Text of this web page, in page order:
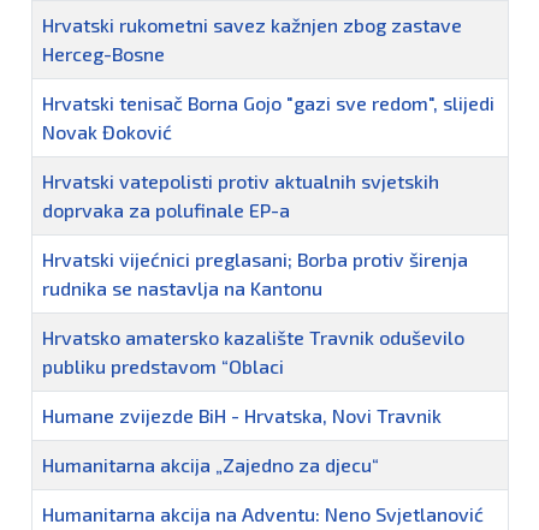
Hrvatski rukometni savez kažnjen zbog zastave
Herceg-Bosne
Hrvatski tenisač Borna Gojo "gazi sve redom", slijedi
Novak Đoković
Hrvatski vatepolisti protiv aktualnih svjetskih
doprvaka za polufinale EP-a
Hrvatski vijećnici preglasani; Borba protiv širenja
rudnika se nastavlja na Kantonu
Hrvatsko amatersko kazalište Travnik oduševilo
publiku predstavom “Oblaci
Humane zvijezde BiH - Hrvatska, Novi Travnik
Humanitarna akcija „Zajedno za djecu“
Humanitarna akcija na Adventu: Neno Svjetlanović